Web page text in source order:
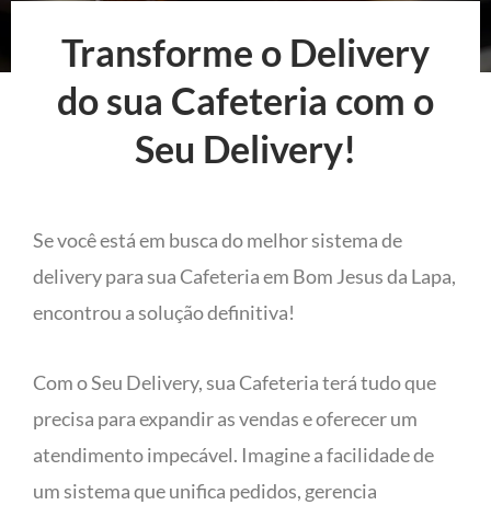
Transforme o Delivery
do sua Cafeteria com o
Seu Delivery!
Se você está em busca do melhor sistema de
delivery para sua Cafeteria em Bom Jesus da Lapa,
encontrou a solução definitiva!
Com o Seu Delivery, sua Cafeteria terá tudo que
precisa para expandir as vendas e oferecer um
atendimento impecável. Imagine a facilidade de
um sistema que unifica pedidos, gerencia